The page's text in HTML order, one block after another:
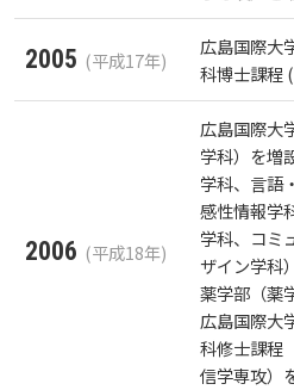
利用講習会
学生図書委員の活動
図書館だより『Library
2005 (平成17年)
広島国際大
科博士課程
2006 (平成18年)
広島国際大
学科）を増
学科、言語
感性情報学
学科、コミ
ザイン学科
薬学部（薬
広島国際大
科修士課程
信学専攻）
図書館だより『Library
自然災害時等の図書館の